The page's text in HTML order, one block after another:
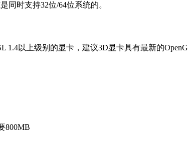
同时支持32位/64位系统的。
1.4以上级别的显卡，建议3D显卡具有最新的
800MB